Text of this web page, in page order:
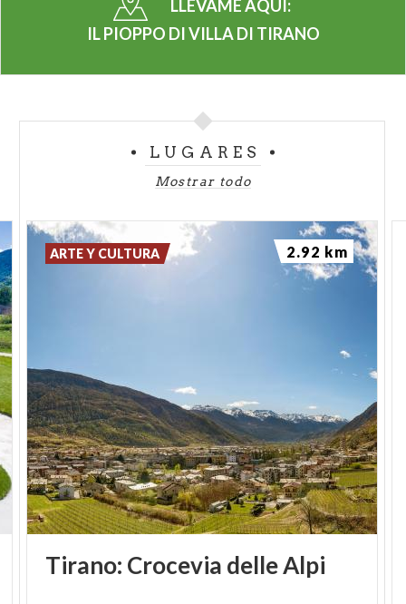
siguiendo la pendiente de la ladera, se desarrolla en
torno a un curso de agua. Desde aquí, se puede
parque con el álamo pasan dos importantes
itinerarios turísticos: la Ruta del Vino y la Ruta de
los Viñedos en Terrazas.
libremente.
LLÉVAME AQUÍ:
IL PIOPPO DI VILLA DI TIRANO
LUGARES
Mostrar todo
Tirano: Crocevia delleAlpi
ARTE Y CULTURA 2.92 km